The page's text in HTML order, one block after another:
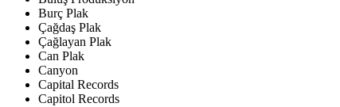
Burç Plak
Çağdaş Plak
Çağlayan Plak
Can Plak
Canyon
Capital Records
Capitol Records